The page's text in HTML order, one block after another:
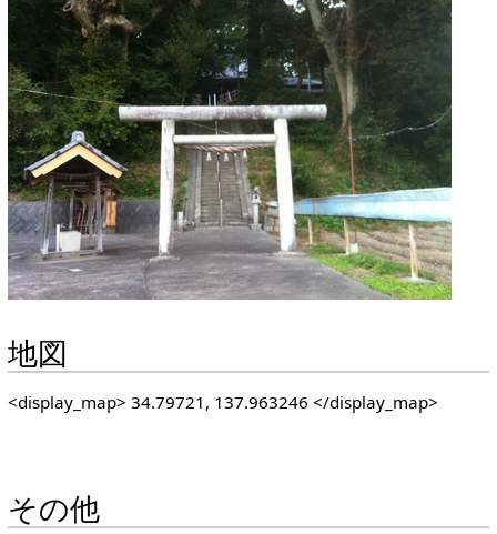
地図
<display_map> 34.79721, 137.963246 </display_map>
その他